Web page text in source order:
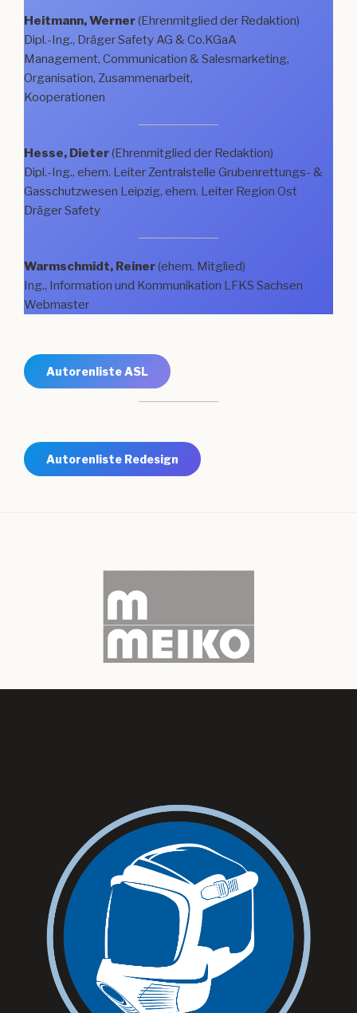
Heitmann, Werner(Ehrenmitglied der Redaktion)
Dipl.-Ing., Dräger Safety AG & Co.KGaA
Management, Communication & Salesmarketing,
Organisation, Zusammenarbeit,
Kooperationen
Hesse, Dieter(Ehrenmitglied der Redaktion)
Dipl.-Ing., ehem. Leiter Zentralstelle Grubenrettungs- &
Gasschutzwesen Leipzig, ehem. Leiter Region Ost
Dräger Safety
Warmschmidt, Reiner(ehem. Mitglied)
Ing., Information und Kommunikation LFKS Sachsen
Webmaster
Autorenliste ASL
Autorenliste Redesign